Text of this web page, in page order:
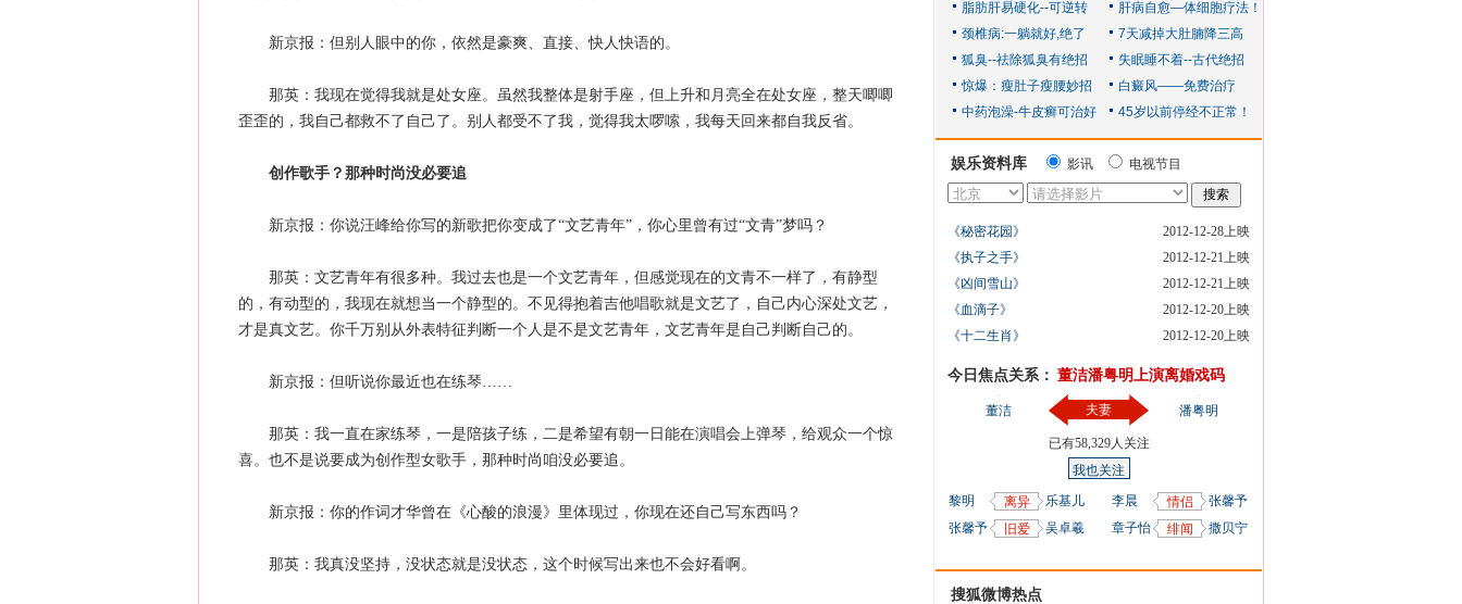
新京报：但别人眼中的你，依然是豪爽、直接、快人快语的。
那英：我现在觉得我就是处女座。虽然我整体是射手座，但上升和月亮全在处女座，整天唧唧
歪歪的，我自己都救不了自己了。别人都受不了我，觉得我太啰嗦，我每天回来都自我反省。
创作歌手？那种时尚没必要追
新京报：你说汪峰给你写的新歌把你变成了“文艺青年”，你心里曾有过“文青”梦吗？
那英：文艺青年有很多种。我过去也是一个文艺青年，但感觉现在的文青不一样了，有静型
的，有动型的，我现在就想当一个静型的。不见得抱着吉他唱歌就是文艺了，自己内心深处文艺，
才是真文艺。你千万别从外表特征判断一个人是不是文艺青年，文艺青年是自己判断自己的。
新京报：但听说你最近也在练琴……
那英：我一直在家练琴，一是陪孩子练，二是希望有朝一日能在演唱会上弹琴，给观众一个惊
喜。也不是说要成为创作型女歌手，那种时尚咱没必要追。
新京报：你的作词才华曾在《心酸的浪漫》里体现过，你现在还自己写东西吗？
那英：我真没坚持，没状态就是没状态，这个时候写出来也不会好看啊。
娱乐资料库 影讯 电视节目
《秘密花园》
2012-12-28上映
《执子之手》
2012-12-21上映
《凶间雪山》
2012-12-21上映
《血滴子》
2012-12-20上映
《十二生肖》
2012-12-20上映
今日焦点关系： 董洁潘粤明上演离婚戏码
董洁 夫妻
已有58,329人关注
我也关注
潘粤明
黎明 离异
乐基儿
张馨予
旧爱 吴卓羲
李晨 情侣
张馨予
章子怡
绯闻 撒贝宁
搜狐微博热点